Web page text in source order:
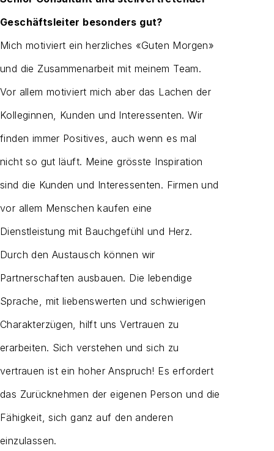
Geschäftsleiter besonders gut?
Mich motiviert ein herzliches «Guten Morgen»
und die Zusammenarbeit mit meinem Team.
Vor allem motiviert mich aber das Lachen der
Kolleginnen, Kunden und Interessenten. Wir
finden immer Positives, auch wenn es mal
nicht so gut läuft. Meine grösste Inspiration
sind die Kunden und Interessenten. Firmen und
vor allem Menschen kaufen eine
Dienstleistung mit Bauchgefühl und Herz.
Durch den Austausch können wir
Partnerschaften ausbauen. Die lebendige
Sprache, mit liebenswerten und schwierigen
Charakterzügen, hilft uns Vertrauen zu
erarbeiten. Sich verstehen und sich zu
vertrauen ist ein hoher Anspruch! Es erfordert
das Zurücknehmen der eigenen Person und die
Fähigkeit, sich ganz auf den anderen
einzulassen.